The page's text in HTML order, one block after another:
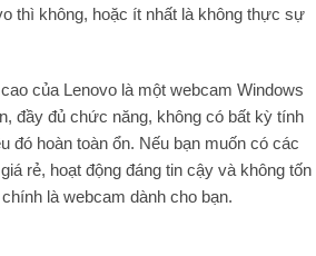
thì không, hoặc ít nhất là không thực sự
của Lenovo là một webcam Windows
đầy đủ chức năng, không có bất kỳ tính
đó hoàn toàn ổn. Nếu bạn muốn có các
rẻ, hoạt động đáng tin cậy và không tốn
là webcam dành cho bạn.